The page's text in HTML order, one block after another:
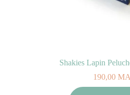
Shakies Lapin
190,00